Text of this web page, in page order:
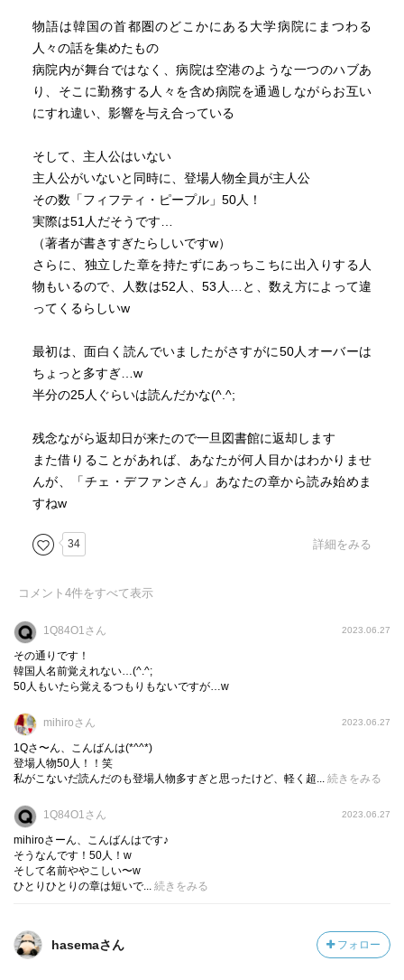
物語は韓国の首都圏のどこかにある大学病院にまつわる
人々の話を集めたもの
病院内が舞台ではなく、病院は空港のような一つのハブあ
り、そこに勤務する人々を含め病院を通過しながらお互い
にすれ違い、影響を与え合っている
そして、主人公はいない
主人公がいないと同時に、登場人物全員が主人公
その数「フィフティ・ピープル」50人！
実際は51人だそうです…
（著者が書きすぎたらしいですw）
さらに、独立した章を持たずにあっちこちに出入りする人
物もいるので、人数は52人、53人…と、数え方によって違
ってくるらしいw
最初は、面白く読んでいましたがさすがに50人オーバーは
ちょっと多すぎ…w
半分の25人ぐらいは読んだかな(^.^;
残念ながら返却日が来たので一旦図書館に返却します
また借りることがあれば、あなたが何人目かはわかりませ
んが、「チェ・デファンさん」あなたの章から読み始めま
すねw
34 詳細をみる
コメント 4件をすべて表示
1Q84O1さん 2023.06.27
その通りです！
韓国人名前覚えれない…(^.^;
50人もいたら覚えるつもりもないですが…w
mihiroさん 2023.06.27
1Qさ〜ん、こんばんは(*^^*)
登場人物50人！！笑
私がこないだ読んだのも登場人物多すぎと思ったけど、軽く超... 続きをみる
1Q84O1さん 2023.06.27
mihiroさーん、こんばんはです♪
そうなんです！50人！w
そして名前ややこしい〜w
ひとりひとりの章は短いで... 続きをみる
hasemaさん フォロー